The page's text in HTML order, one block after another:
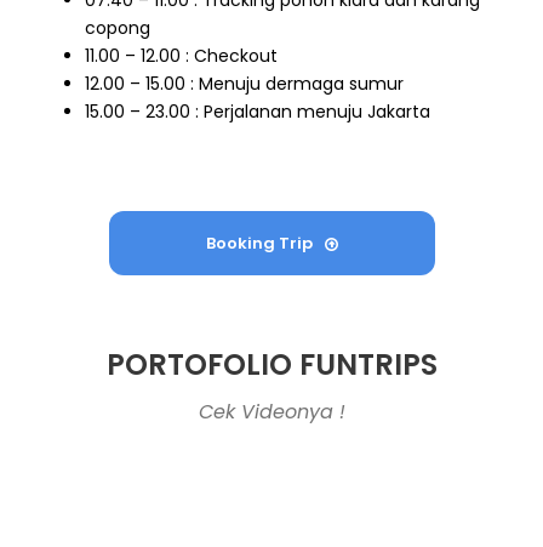
copong
11.00 – 12.00 : Checkout
12.00 – 15.00 : Menuju dermaga sumur
15.00 – 23.00 : Perjalanan menuju Jakarta
Booking Trip
PORTOFOLIO FUNTRIPS
Cek Videonya !